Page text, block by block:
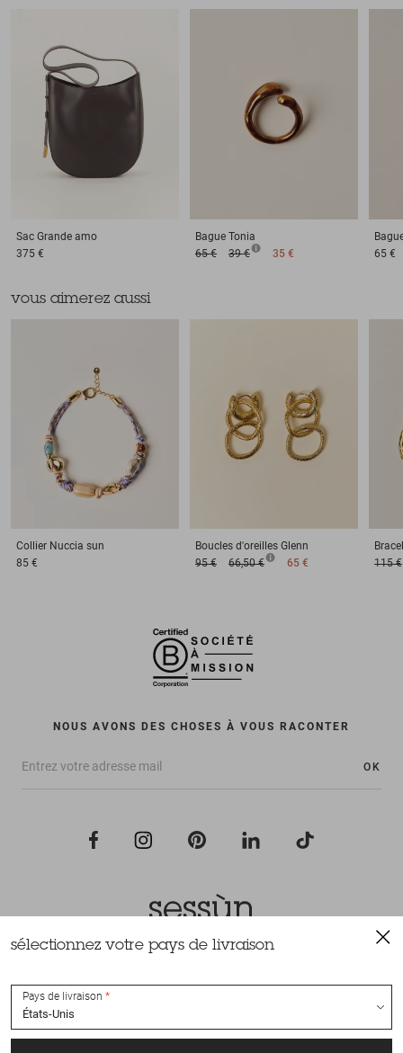
Sac Grande amo
375 €
Bague Tonia
65 €
39 € 35 €
65 €
vous aimerez aussi
Collier Nuccia sun
85 €
Boucles d'oreilles Glenn
95 €
66,50 € 65 €
115 €
NOUS AVONS DES CHOSES À VOUS RACONTER
OK
Tous droits réservés Sessùn 2022
sélectionnez votre pays de livraison
Pays de livraison